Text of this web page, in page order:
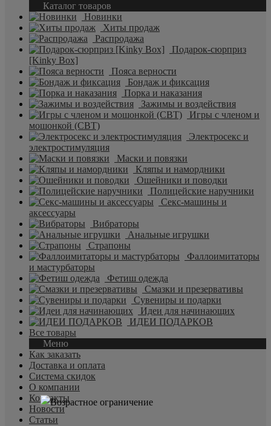
Каталог товаров
Новинки
Хиты продаж
Распродажа
Подарок-сюрприз
[Kinky Box]
Пояса верности
Бондаж и фиксация
Порка и наказания
Зажимы и воздействия
Игры с членом и
мошонкой (CBT)
Электросекс и
электростимуляция
Маски и повязки
Кляпы и намордники
Ошейники и поводки
Полицейские наручники
Секс-машины и
аксессуары
Вибраторы
Анальные игрушки
Страпоны
Фаллоимитаторы
и мастурбаторы
Фетиш одежда
Смазки и презервативы
Сувениры и подарки
Идеи для начинающих
ИДЕИ ПОДАРКОВ
Все товары
Меню
Как заказать
Доставка и оплата
Система скидок
О компании
Контакты
Новости
Статьи